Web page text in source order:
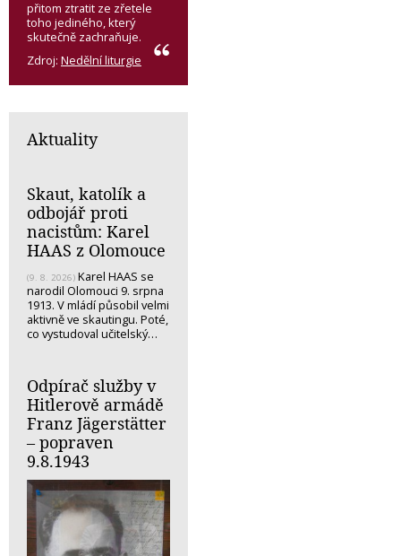
přitom ztratit ze zřetele
toho jediného, který
skutečně zachraňuje.
Zdroj: Nedělní liturgie
Aktuality
Skaut, katolík a
odbojář proti
nacistům: Karel
HAAS z Olomouce
(9. 8. 2026) Karel HAAS se
narodil Olomouci 9. srpna
1913. V mládí působil velmi
aktivně ve skautingu. Poté,
co vystudoval učitelský…
Odpírač služby v
Hitlerově armádě
Franz Jägerstätter
– popraven
9.8.1943